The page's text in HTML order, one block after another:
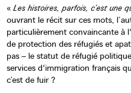
«Les histoires, parfois, c’est une
ouvrant le récit sur ces mots,
particulièrement convaincante à
de protection des réfugiés et
pas – le statut de réfugié
services d'immigration français
c’est de fuir ?